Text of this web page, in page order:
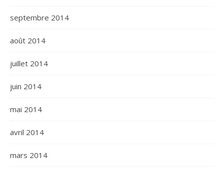
septembre 2014
août 2014
juillet 2014
juin 2014
mai 2014
avril 2014
mars 2014